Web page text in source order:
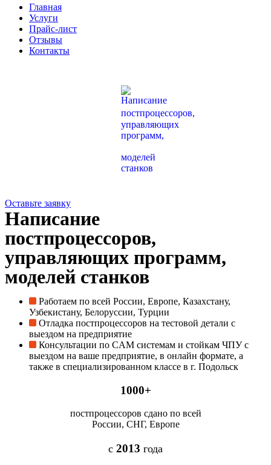
Главная
Услуги
Прайс-лист
Отзывы
Контакты
Оставьте заявку
Написание
постпроцессоров,
управляющих программ, ​​​​​
моделей станков
Работаем по всей России, Европе, Казахстану,
Узбекистану, Белоруссии, Турции
Отладка постпроцессоров на тестовой детали с
выездом на предприятие
Консультации по CAM системам и стойкам ЧПУ с
выездом на ваше предприятие, в онлайн формате, а
также в специализированном классе в г. Подольск
1000+
постпроцессоров сдано по всей
России, СНГ, Европе
с 2013 года